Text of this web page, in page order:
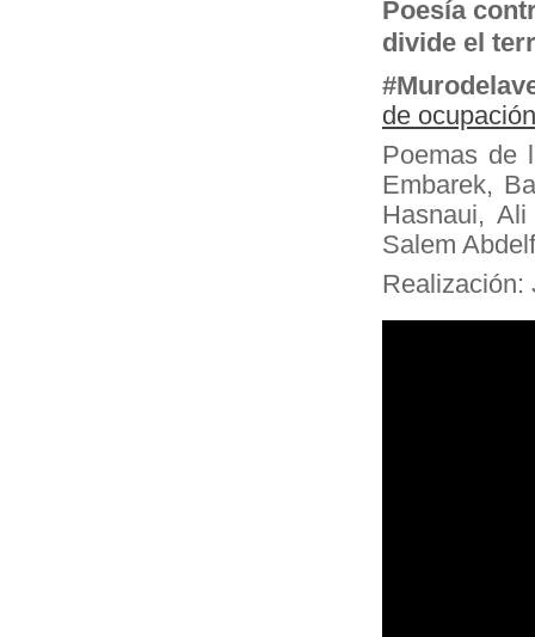
Poesía
divide el
#
de ocupación
Poemas de
Embarek,
Hasnaui,
Salem
Realización: